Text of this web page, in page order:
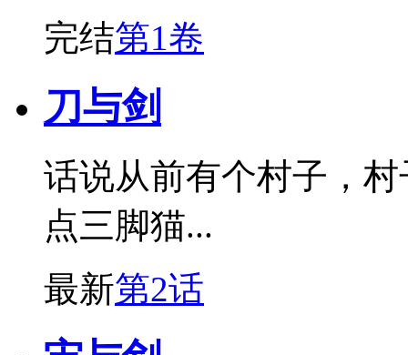
完结第1卷
刀与剑
话说从前有个村子，
点三脚猫...
最新第2话